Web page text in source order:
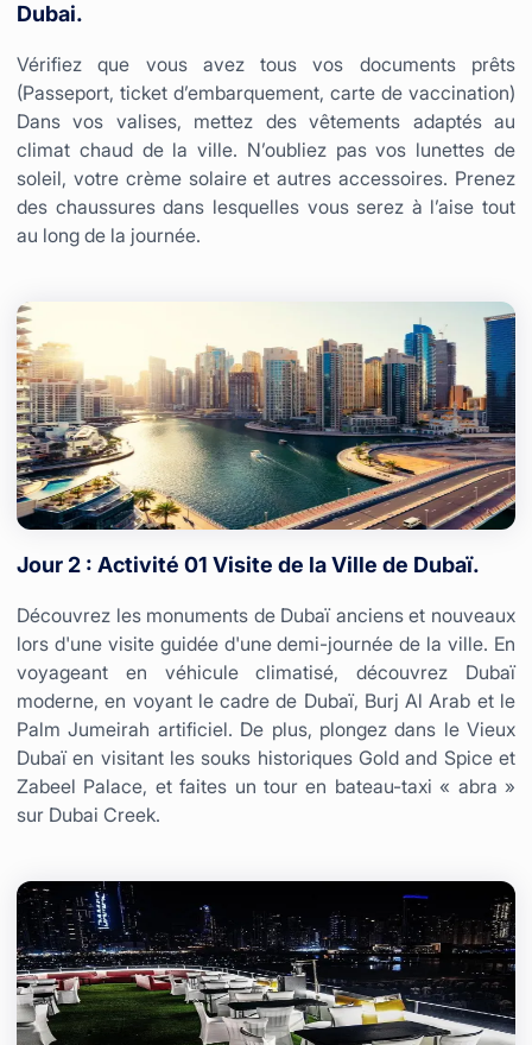
Dubai.
Vérifiez que vous avez tous vos documents prêts
(Passeport, ticket d’embarquement, carte de vaccination)
Dans vos valises, mettez des vêtements adaptés au
climat chaud de la ville. N’oubliez pas vos lunettes de
soleil, votre crème solaire et autres accessoires. Prenez
des chaussures dans lesquelles vous serez à l’aise tout
au long de la journée.
Jour 2 : Activité 01 Visite de la Ville de Dubaï.
Découvrez les monuments de Dubaï anciens et nouveaux
lors d'une visite guidée d'une demi-journée de la ville. En
voyageant en véhicule climatisé, découvrez Dubaï
moderne, en voyant le cadre de Dubaï, Burj Al Arab et le
Palm Jumeirah artificiel. De plus, plongez dans le Vieux
Dubaï en visitant les souks historiques Gold and Spice et
Zabeel Palace, et faites un tour en bateau-taxi « abra »
sur Dubai Creek.